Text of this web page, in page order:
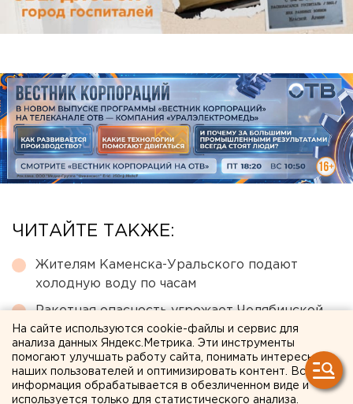
ЧИТАЙТЕ ТАКЖЕ:
Жителям Каменска-Уральского подают
холодную воду по часам
Ракетная опасность угрожает Челябинской
области
Тендер по Зауральной роще в Оренбурге
выиграла башкирская компания
На сайте используются cookie-файлы и сервис для
анализа данных Яндекс.Метрика. Эти инструменты
помогают улучшать работу сайта, понимать интересы
наших пользователей и оптимизировать контент. Вся
информация обрабатывается в обезличенном виде и
используется только для статистического анализа.